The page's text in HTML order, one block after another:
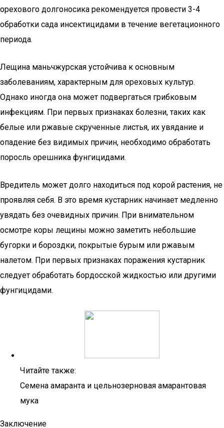
орехового долгоносика рекомендуется провести 3-4
обработки сада инсектицидами в течение вегетационного
периода.
Лещина маньчжурская устойчива к основным
заболеваниям, характерным для ореховых культур.
Однако иногда она может подвергаться грибковым
инфекциям. При первых признаках болезни, таких как
белые или ржавые скрученные листья, их увядание и
опадение без видимых причин, необходимо обработать
поросль орешника фунгицидами.
Вредитель может долго находиться под корой растения, не
проявляя себя. В это время кустарник начинает медленно
увядать без очевидных причин. При внимательном
осмотре коры лещины можно заметить небольшие
бугорки и бороздки, покрытые бурым или ржавым
налетом. При первых признаках поражения кустарник
следует обработать бордосской жидкостью или другими
фунгицидами.
Читайте также:
Семена амаранта и цельнозерновая амарантовая
мука
Заключение